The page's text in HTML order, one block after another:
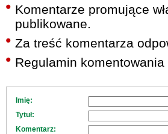
Komentarze promujące
publikowane.
Za treść komentarza
Regulamin
Imię:
Tytuł:
Komentarz: